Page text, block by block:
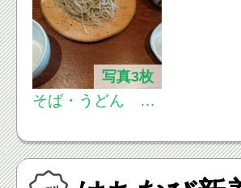
写真3枚
そば・うどん 古